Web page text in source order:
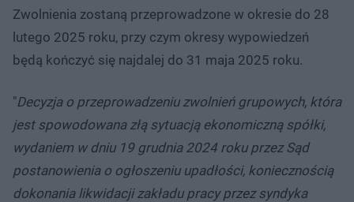
Zwolnienia zostaną przeprowadzone w okresie do 28
lutego 2025 roku, przy czym okresy wypowiedzeń
będą kończyć się najdalej do 31 maja 2025 roku.
"Decyzja o przeprowadzeniu zwolnień grupowych, która
jest spowodowana złą sytuacją ekonomiczną spółki,
wydaniem w dniu 19 grudnia 2024 roku przez Sąd
postanowienia o ogłoszeniu upadłości, koniecznością
dokonania likwidacji zakładu pracy przez syndyka